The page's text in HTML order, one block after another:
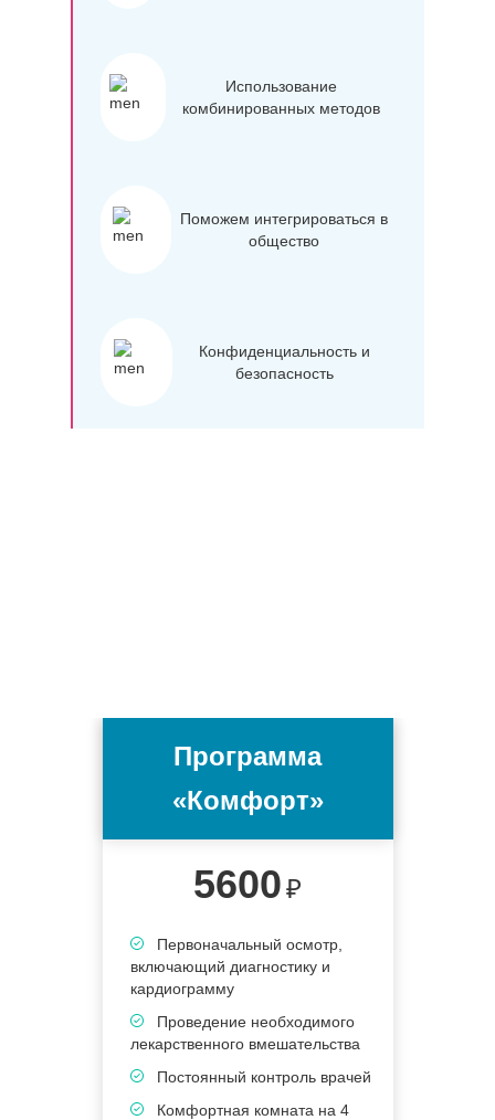
Использование
комбинированных методов
Поможем интегрироваться в
общество
Конфиденциальность и
безопасность
Программа
«Комфорт»
5600₽
Первоначальный осмотр,
включающий диагностику и
кардиограмму
Проведение необходимого
лекарственного вмешательства
Постоянный контроль врачей
Комфортная комната на 4